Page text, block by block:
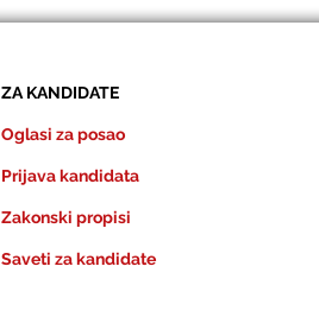
ZA KANDIDATE
Oglasi za posao
Prijava kandidata
Zakonski propisi
Saveti za kandidate